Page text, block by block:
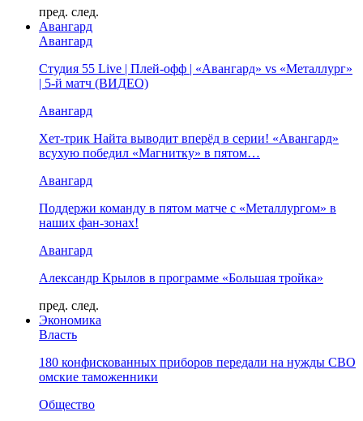
пред. след.
Авангард
Авангард
Студия 55 Live | Плей-офф | «Авангард» vs «Металлург»
| 5-й матч (ВИДЕО)
Авангард
Хет-трик Найта выводит вперёд в серии! «Авангард»
всухую победил «Магнитку» в пятом…
Авангард
Поддержи команду в пятом матче с «Металлургом» в
наших фан-зонах!
Авангард
Александр Крылов в программе «Большая тройка»
пред. след.
Экономика
Власть
180 конфискованных приборов передали на нужды СВО
омские таможенники
Общество